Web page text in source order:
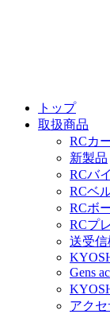
トップ
取扱商品
RCカ
新製品
RCバ
RCベ
RCボ
RCプ
送受信
Gens
アク